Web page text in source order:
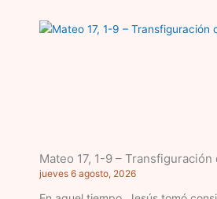
Mateo 17, 1-9 –
jueves 6 agosto, 2026